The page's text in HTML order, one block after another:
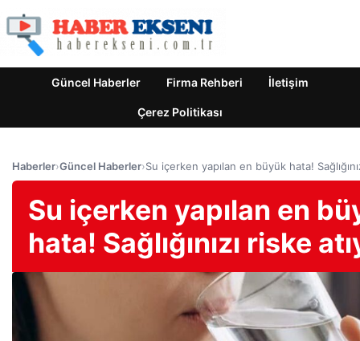
Güncel Haberler Firma Rehberi İletişim
Çerez Politikası
Haberler›Güncel Haberler›Su içerken yapılan en büyük hata!
Su içerken yapılan en
hata! Sağlığınızı riske